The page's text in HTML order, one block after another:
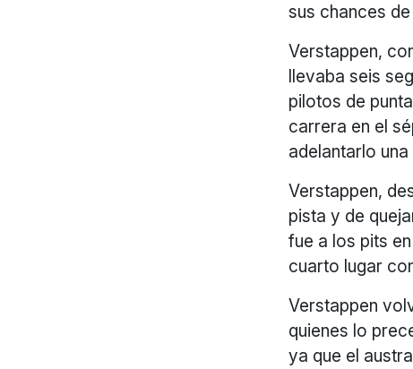
sus chances
Verstappen,
llevaba seis
pilotos de
carrera en el
adelantarlo
Verstappen,
pista y de
fue a los pits
cuarto lugar
Verstappen
quienes lo
ya que el